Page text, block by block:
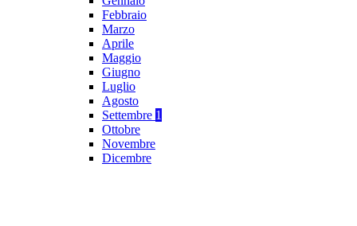
Febbraio
Marzo
Aprile
Maggio
Giugno
Luglio
Agosto
Settembre 1
Ottobre
Novembre
Dicembre